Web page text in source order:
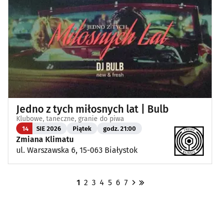
Jedno z tych miłosnych lat | Bulb
Klubowe, taneczne, granie do piwa
14 SIE 2026 Piątek godz. 21:00
Zmiana Klimatu
ul. Warszawska 6, 15-063 Białystok
1 2 3 4 5 6 7